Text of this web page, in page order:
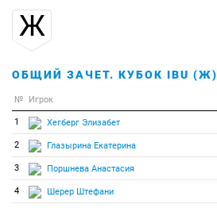
Ж
ОБЩИЙ ЗАЧЕТ. КУБОК IBU (Ж)
№ Игрок
1 Хегберг Элизабет
2 Глазырина Екатерина
3 Поршнева Анастасия
4 Шерер Штефани